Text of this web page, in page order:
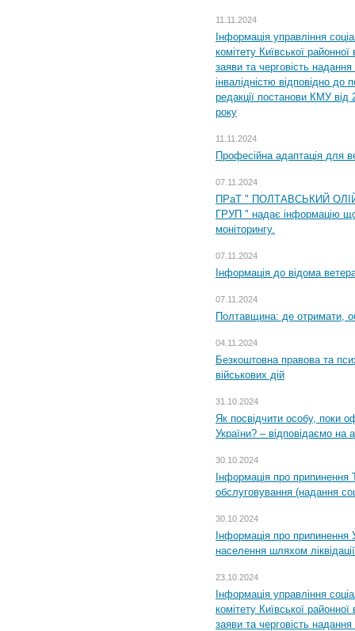
11.11.2024
Інформація управління
комітету Київської
заяви та черговість надання
інвалідністю відповідно
редакції постанови КМУ
року
11.11.2024
Професійна адаптація для
07.11.2024
ПРаТ " ПОЛТАВСЬКИЙ
ГРУП " надає інформацію
моніторингу.
07.11.2024
Інформація до відома
07.11.2024
Полтавщина: де отримати,
04.11.2024
Безкоштовна правова та
військових дій
31.10.2024
Як посвідчити особу, поки
України? – відповідаємо на
30.10.2024
Інформація про припинення
обслуговування (надання
30.10.2024
Інформація про припинення
населення шляхом ліквідації
23.10.2024
Інформація управління
комітету Київської
заяви та черговість надання